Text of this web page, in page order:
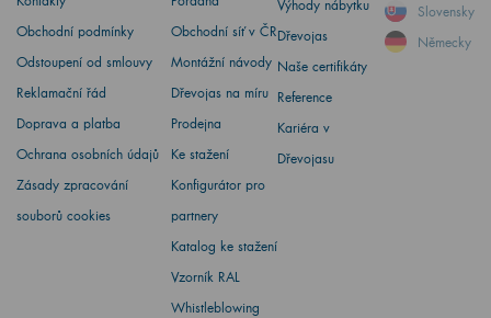
Obchodní podmínky
Odstoupení od smlouvy
Reklamační řád
Doprava a platba
Ochrana osobních údajů
Zásady zpracování
souborů cookies
Obchodní síť v ČR
Montážní návody
Dřevojas na míru
Prodejna
Ke stažení
Konfigurátor pro
partnery
Katalog ke stažení
Vzorník RAL
Whistleblowing
Výhody nábytku
Dřevojas
Naše certifikáty
Reference
Kariéra v
Dřevojasu
Slovensky
Německy